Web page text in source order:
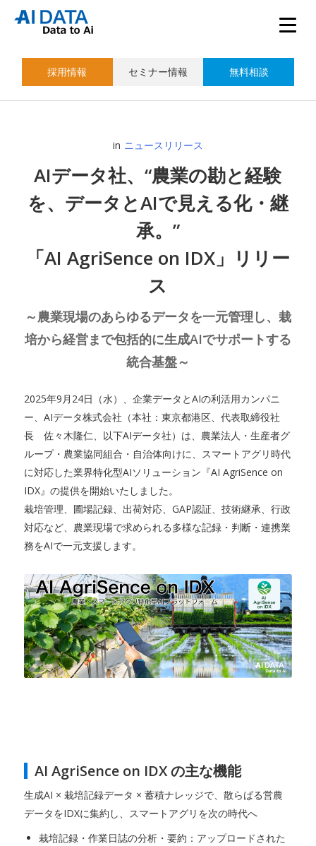
採用情報 セミナー情報 無料相談
in ニュースリリース
AIデータ社、“農業の勘と経験
を、データとAIで見える化・継
承。”
「AI AgriSence on IDX」リリー
ス
～農業現場のあらゆるデータを一元管理し、栽
培から経営まで包括的に生成AIでサポートする
統合基盤～
2025年9月24日（水）、企業データとAIの利活用カンパニ
ー、AIデータ株式会社（本社：東京都港区、代表取締役社
長 佐々木隆仁、以下AIデータ社）は、農業法人・生産者グ
ループ・農業協同組合・自治体向けに、スマートアグリ時代
に対応した業界特化型AIソリューション『AI AgriSence on
IDX』の提供を開始いたしました。
栽培管理、圃場記録、出荷対応、GAP認証、技術継承、行政
対応など、農業現場で求められる多様な記録・判断・連携業
務をAIで一元支援します。
AI AgriSence on IDX の主な機能
生成AI × 栽培記録データ × 蓄積ナレッジで、散らばる営農
データをIDXに集約し、スマートアグリを次の時代へ
栽培記録・作業日誌の分析・要約：アップロードされた